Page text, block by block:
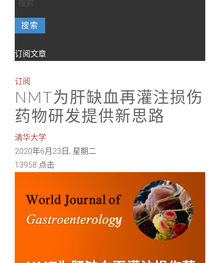
搜索
订阅文章
订阅
NMT为肝缺血再灌注损伤
药物研发提供新思路
清华大学
2020年6月23日, 星期二
13958 点击